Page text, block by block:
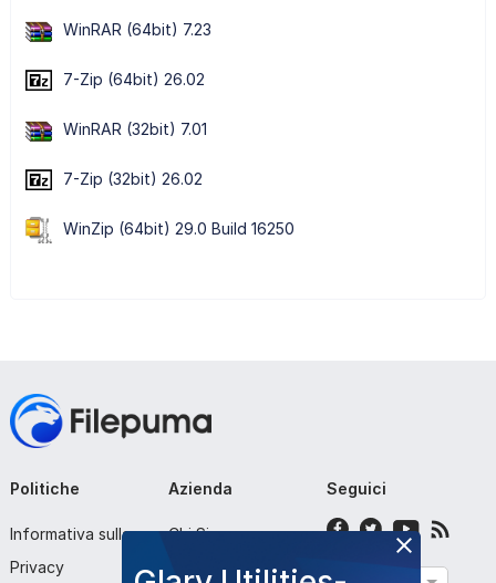
WinRAR (64bit) 7.23
7-Zip (64bit) 26.02
WinRAR (32bit) 7.01
7-Zip (32bit) 26.02
WinZip (64bit) 29.0 Build 16250
Politiche
Informativa sulla
Privacy
Azienda
Chi Siamo
Contattaci
Seguici